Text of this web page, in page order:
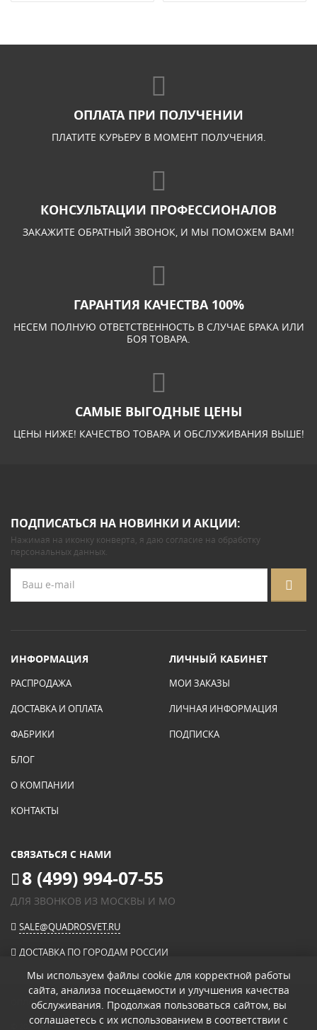
ОПЛАТА ПРИ ПОЛУЧЕНИИ
ПЛАТИТЕ КУРЬЕРУ В МОМЕНТ ПОЛУЧЕНИЯ.
КОНСУЛЬТАЦИИ ПРОФЕССИОНАЛОВ
ЗАКАЖИТЕ ОБРАТНЫЙ ЗВОНОК, И МЫ ПОМОЖЕМ ВАМ!
ГАРАНТИЯ КАЧЕСТВА 100%
НЕСЕМ ПОЛНУЮ ОТВЕТСТВЕННОСТЬ В СЛУЧАЕ БРАКА ИЛИ
БОЯ ТОВАРА.
САМЫЕ ВЫГОДНЫЕ ЦЕНЫ
ЦЕНЫ НИЖЕ! КАЧЕСТВО ТОВАРА И ОБСЛУЖИВАНИЯ ВЫШЕ!
ПОДПИСАТЬСЯ НА НОВИНКИ И АКЦИИ:
Нажимая на иконку конверта, я даю согласие на обработку
персональных данных.
ИНФОРМАЦИЯ
РАСПРОДАЖА
ДОСТАВКА И ОПЛАТА
ФАБРИКИ
БЛОГ
О КОМПАНИИ
КОНТАКТЫ
ЛИЧНЫЙ КАБИНЕТ
МОИ ЗАКАЗЫ
ЛИЧНАЯ ИНФОРМАЦИЯ
ПОДПИСКА
СВЯЗАТЬСЯ С НАМИ
8 (499) 994-07-55
ДЛЯ ЗВОНКОВ ИЗ МОСКВЫ И МО
SALE@QUADROSVET.RU
ДОСТАВКА ПО ГОРОДАМ РОССИИ
ОПЛАЧИВАЙТЕ ПРИ ПОЛУЧЕНИИ
© 2026«КВАДРО СВЕТ» ИНТЕРНЕТ-МАГАЗИН СВЕТИЛЬНИКОВ.
Мы используем файлы cookie для корректной работы
сайта, анализа посещаемости и улучшения качества
обслуживания. Продолжая пользоваться сайтом, вы
соглашаетесь с их использованием в соответствии с